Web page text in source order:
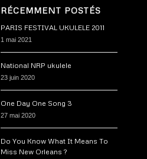
RÉCEMMENT POSTÉS
PARIS FESTIVAL UKULELE 2011
1 mai 2021
National NRP ukulele
23 juin 2020
One Day One Song 3
27 mai 2020
Do You Know What It Means To
Miss New Orleans ?